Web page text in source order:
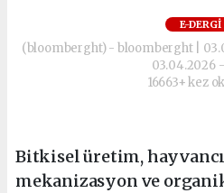
E-DERGI
(bloomberght) - bloomberght |
03.04.2026 -
16663+ kez
Bitkisel üretim,
mekanizasyon ve